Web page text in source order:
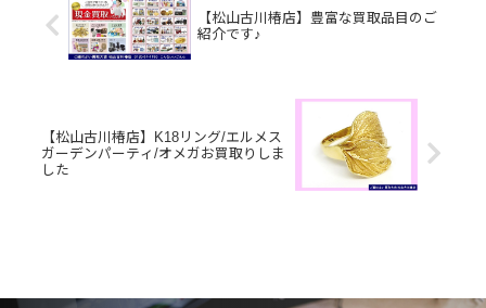
【松山古川椿店】豊富な買取品目のご
紹介です♪
【松山古川椿店】K18リング/エルメス
ガーデンパーティ/オメガお買取りしま
した